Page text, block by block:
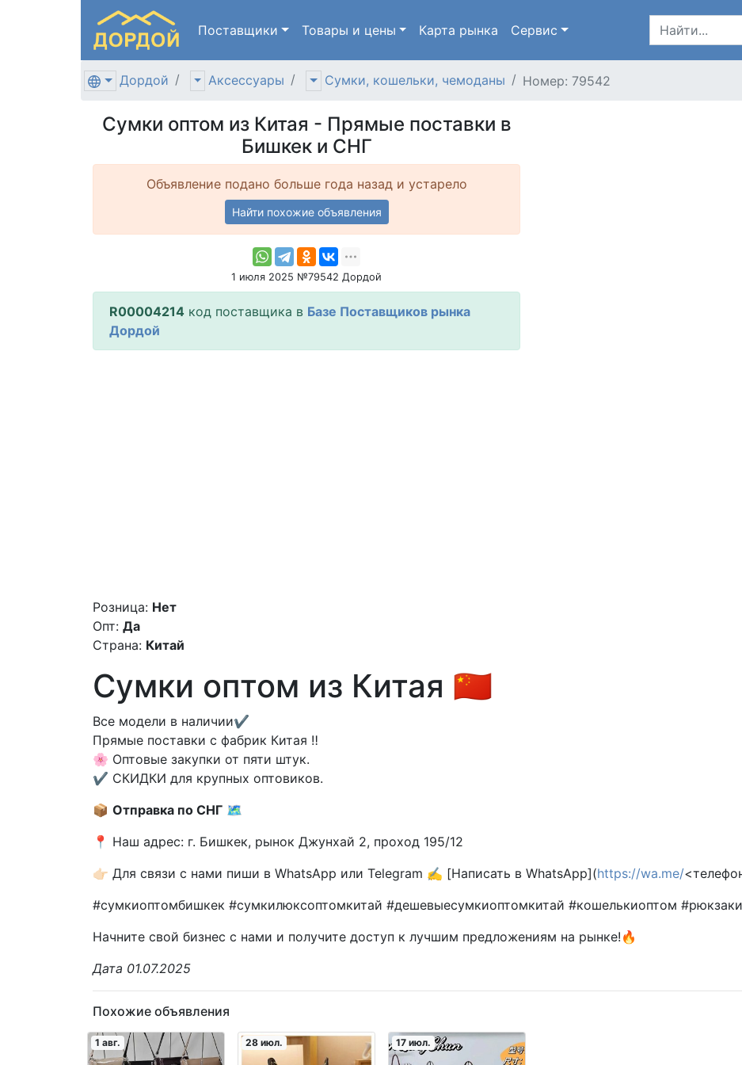
Поставщики Товары и цены Карта рынка Сервис
Дордой Аксессуары Сумки, кошельки, чемоданы Номер: 79542
Сумки оптом из Китая - Прямые поставки в
Бишкек и СНГ
Объявление подано больше года назад и устарело
Найти похожие объявления
1 июля 2025 №79542 Дордой
R00004214 код поставщика в Базе Поставщиков рынка
Дордой
Розница: Нет
Опт: Да
Страна: Китай
Сумки оптом из Китая 🇨🇳
Все модели в наличии✔️
Прямые поставки с фабрик Китая ‼️
🌸 Оптовые закупки от пяти штук.
✔️ СКИДКИ для крупных оптовиков.
📦 Отправка по СНГ 🗺
📍 Наш адрес: г. Бишкек, рынок Джунхай 2, проход 195/12
👉🏻 Для связи с нами пиши в WhatsApp или Telegram ✍️ [Написать в WhatsApp](https://wa.me/
#сумкиоптомбишкек #сумкилюксоптомкитай #дешевыесумкиоптомкитай #кошелькиоптом
Начните свой бизнес с нами и получите доступ к лучшим предложениям на рынке!🔥
Дата 01.07.2025
Похожие объявления
1 авг. 28 июл. 17 июл.